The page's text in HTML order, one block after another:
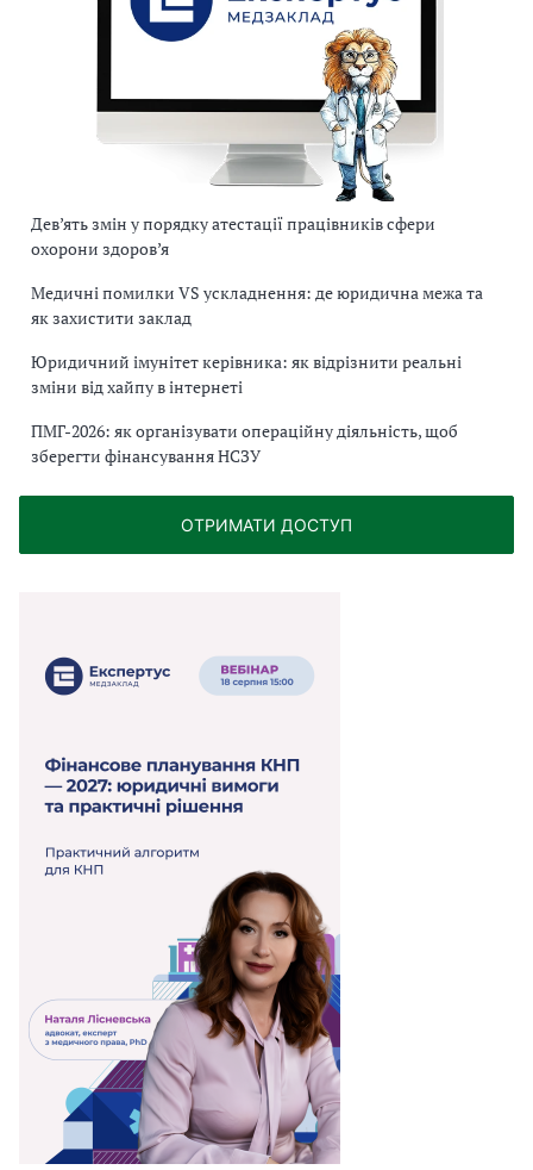
Дев’ять змін у порядку атестації працівників сфери
охорони здоров’я
Медичні помилки VS ускладнення: де юридична межа та
як захистити заклад
Юридичний імунітет керівника: як відрізнити реальні
зміни від хайпу в інтернеті
ПМГ-2026: як організувати операційну діяльність, щоб
зберегти фінансування НСЗУ
ОТРИМАТИ ДОСТУП